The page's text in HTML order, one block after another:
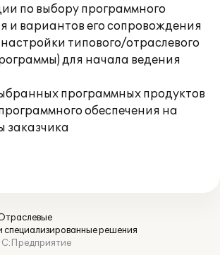
по выбору программного
и вариантов его сопровождения
типового/отраслевого
для начала ведения
программных продуктов
обеспечения на
заказчика
специализированные решения